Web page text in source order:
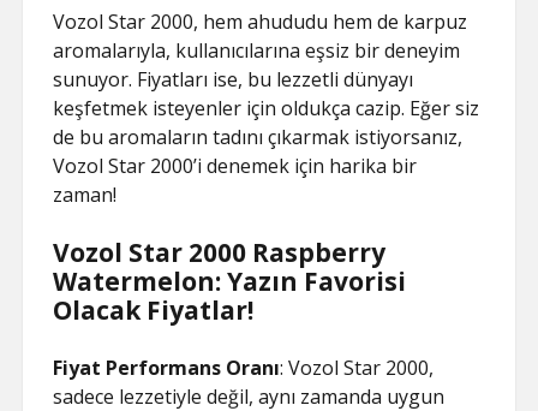
Vozol Star 2000, hem ahududu hem de karpuz
aromalarıyla, kullanıcılarına eşsiz bir deneyim
sunuyor. Fiyatları ise, bu lezzetli dünyayı
keşfetmek isteyenler için oldukça cazip. Eğer siz
de bu aromaların tadını çıkarmak istiyorsanız,
Vozol Star 2000’i denemek için harika bir
zaman!
Vozol Star 2000 Raspberry
Watermelon: Yazın Favorisi
Olacak Fiyatlar!
Fiyat Performans Oranı: Vozol Star 2000,
sadece lezzetiyle değil, aynı zamanda uygun